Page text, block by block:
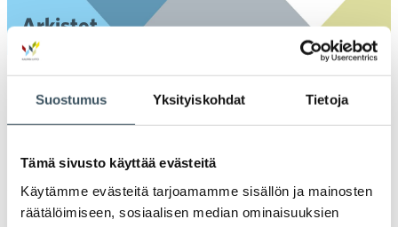
Suostumus Yksityiskohdat Tietoja
Tämä sivusto käyttää evästeitä
Käytämme evästeitä tarjoamamme sisällön ja mainosten
räätälöimiseen, sosiaalisen median ominaisuuksien
Arkistot
2026
2025
2024
2023